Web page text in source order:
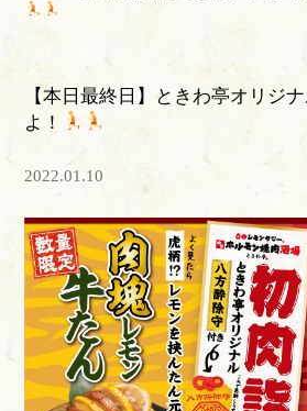
【本日最終日】ときわ亭オリジ
よ！
2022.01.10